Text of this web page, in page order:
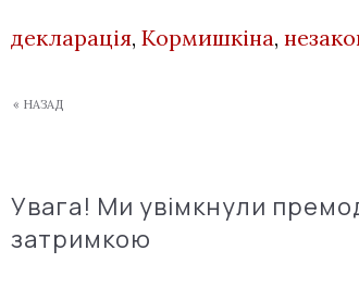
декларація, Кормишкіна,
« НАЗАД
Увага! Ми увімкнули
затримкою